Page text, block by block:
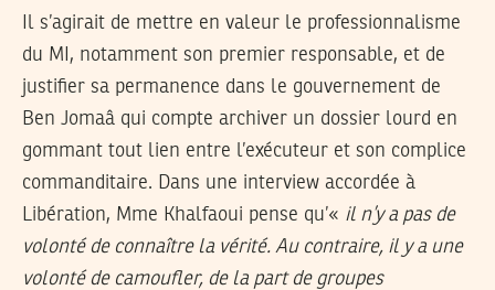
Il s’agirait de mettre en valeur le professionnalisme
du MI, notamment son premier responsable, et de
justifier sa permanence dans le gouvernement de
Ben Jomaâ qui compte archiver un dossier lourd en
gommant tout lien entre l’exécuteur et son complice
commanditaire. Dans une interview accordée à
Libération, Mme Khalfaoui pense qu’« il n’y a pas de
volonté de connaître la vérité. Au contraire, il y a une
volonté de camoufler, de la part de groupes